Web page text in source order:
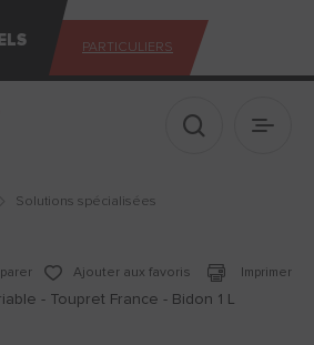
PARTICULIERS
Afficher le
solutions spécialisées
Ajouter aux favoris Imprimer